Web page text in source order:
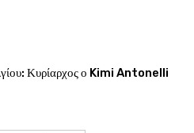
Κυρίαρχος ο Kimi Antonelli